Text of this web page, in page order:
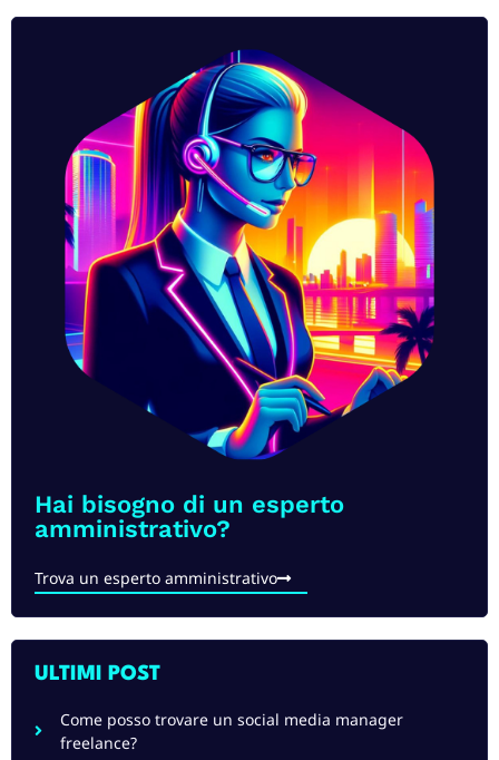
Hai bisogno di un esperto
amministrativo?​
Trova un esperto amministrativo
ULTIMI POST​
Come posso trovare un social media manager
freelance?